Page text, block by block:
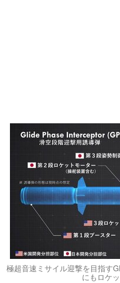
極超音速ミサイル迎撃を目指す
にもロケ